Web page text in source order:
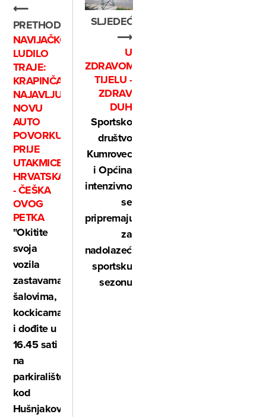
⟵
PRETHODNO
NAVIJAČKO
LUDILO
TRAJE:
KRAPINČANI
NAJAVLJUJU
NOVU
AUTO
POVORKU
PRIJE
UTAKMICE
HRVATSKA
- ČEŠKA
OVOG
PETKA
"Okitite
svoja
vozila
zastavama,
šalovima,
kockicama
i dođite u
16.45 sati
na
parkiralište
kod
Hušnjakovog"
SLJEDEĆE
⟶
U
ZDRAVOM
TIJELU -
ZDRAV
DUH
Sportsko
društvo
Kumrovec
i Općina
intenzivno
se
pripremaju
za
nadolazeću
sportsku
sezonu